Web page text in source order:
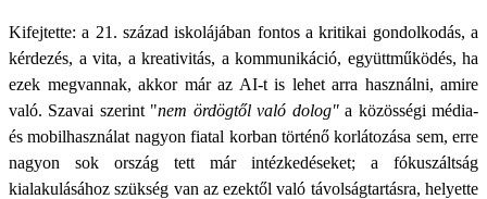
Kifejtette: a 21. század iskolájában fontos a kritikai gondolkodás, a
kérdezés, a vita, a kreativitás, a kommunikáció, együttműködés, ha
ezek megvannak, akkor már az AI-t is lehet arra használni, amire
való. Szavai szerint "nem ördögtől való dolog"a közösségi média-
és mobilhasználat nagyon fiatal korban történő korlátozása sem, erre
nagyon sok ország tett már intézkedéseket; a fókuszáltság
kialakulásához szükség van az ezektől való távolságtartásra, helyette